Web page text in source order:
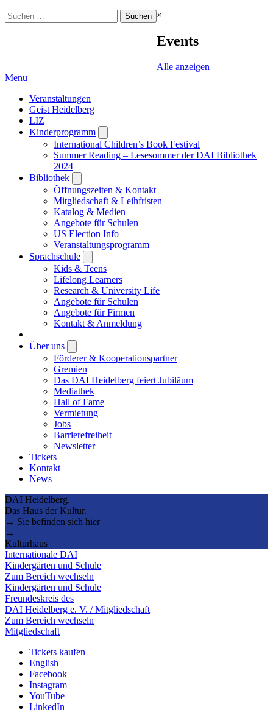
Suchen
nach:
×
Events
Alle anzeigen
Menu
Veranstaltungen
Geist Heidelberg
LIZ
Kinderprogramm
submenu
International Children’s Book Festival
Summer Reading – Lesesommer der DAI Bibliothek
2024
Bibliothek
submenu
Öffnungszeiten & Kontakt
Mitgliedschaft & Leihfristen
Katalog & Medien
Angebote für Schulen
US Election Info
Veranstaltungsprogramm
Sprachschule
submenu
Kids & Teens
Lifelong Learners
Research & University Life
Angebote für Schulen
Angebote für Firmen
Kontakt & Anmeldung
|
Über uns
submenu
Förderer & Kooperationspartner
Gremien
Das DAI Heidelberg feiert Jubiläum
Mediathek
Hall of Fame
Vermietung
Jobs
Barrierefreiheit
Newsletter
Tickets
Kontakt
News
DAI Heidelberg.
Das Haus der Kultur.
→ Sie befinden sich hier
→
Kulturhaus
Internationale DAI
Kindergärten und Schule
Zum Bereich wechseln
Kindergärten und Schule
Freundeskreis des
DAI Heidelberg e. V. / Mitgliedschaft
Zum Bereich wechseln
Mitgliedschaft
Tickets kaufen
English
Facebook
Instagram
YouTube
LinkedIn